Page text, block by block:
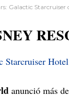
Galactic Starcruiser
Starcruiser Hotel
anunció más